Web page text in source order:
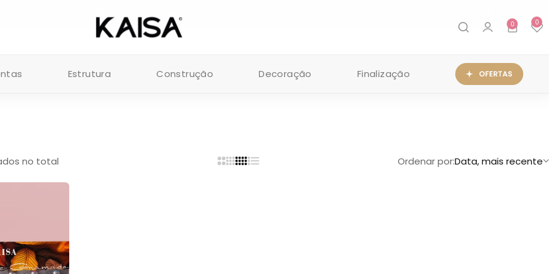
0 0
Estrutura Construção Decoração Finalização
no total Ordenar por:Data, mais recente